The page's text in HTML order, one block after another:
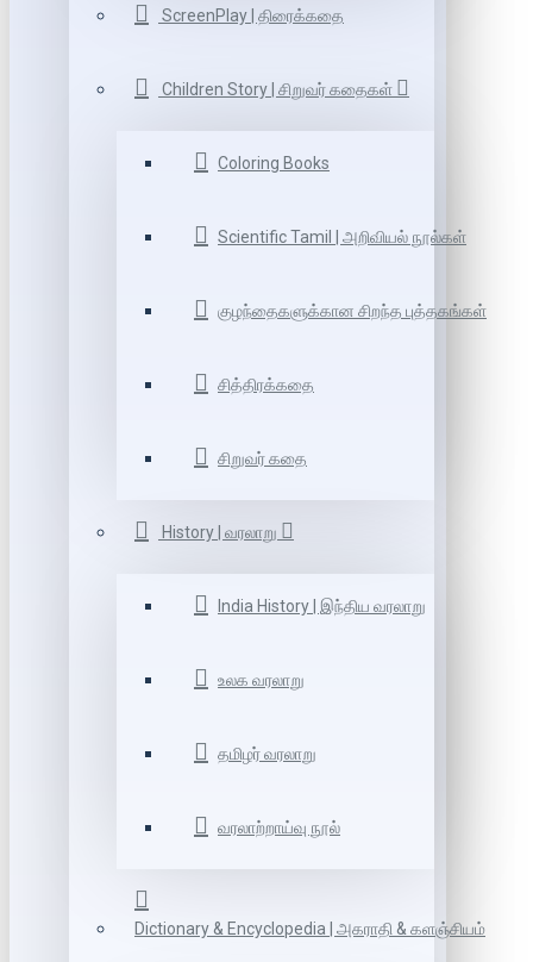
ScreenPlay | திரைக்கதை
Children Story | சிறுவர் கதைகள்
Coloring Books
Scientific Tamil | அறிவியல் நூல்கள்
குழந்தைகளுக்கான சிறந்த புத்தகங்கள்
சித்திரக்கதை
சிறுவர் கதை
History | வரலாறு
India History | இந்திய வரலாறு
உலக வரலாறு
தமிழர் வரலாறு
வரலாற்றாய்வு நூல்
Dictionary & Encyclopedia | அகராதி & களஞ்சியம்